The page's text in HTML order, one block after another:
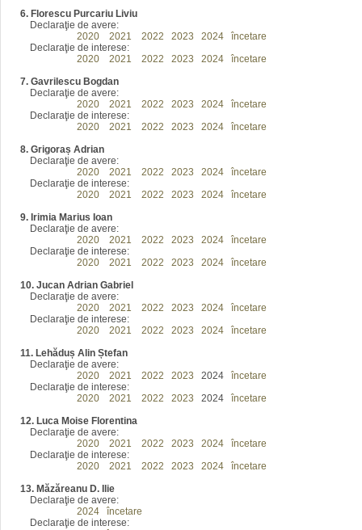
6. Florescu Purcariu Liviu
Declaraţie de avere:
2020 2021 2022 2023 2024
încetare
Declaraţie de interese:
2020 2021 2022 2023 2024
încetare
7. Gavrilescu Bogdan
Declaraţie de avere:
2020 2021 2022 2023 2024
încetare
Declaraţie de interese:
2020 2021 2022 2023 2024
încetare
8. Grigoraș Adrian
Declaraţie de avere:
2020 2021 2022 2023 2024
încetare
Declaraţie de interese:
2020 2021 2022 2023 2024
încetare
9. Irimia Marius Ioan
Declaraţie de avere:
2020 2021 2022 2023 2024
încetare
Declaraţie de interese:
2020 2021 2022 2023 2024
încetare
10. Jucan Adrian Gabriel
Declaraţie de avere:
2020 2021 2022 2023 2024
încetare
Declaraţie de interese:
2020 2021 2022 2023 2024
încetare
11. Lehăduș Alin Ștefan
Declaraţie de avere:
2020 2021 2022 2023 2024 încetare
Declaraţie de interese:
2020 2021 2022 2023 2024 încetare
12. Luca Moise Florentina
Declaraţie de avere:
2020 2021 2022 2023 2024
încetare
Declaraţie de interese:
2020 2021 2022 2023 2024
încetare
13. Măzăreanu D. Ilie
Declaraţie de avere:
2024
încetare
Declaraţie de interese: